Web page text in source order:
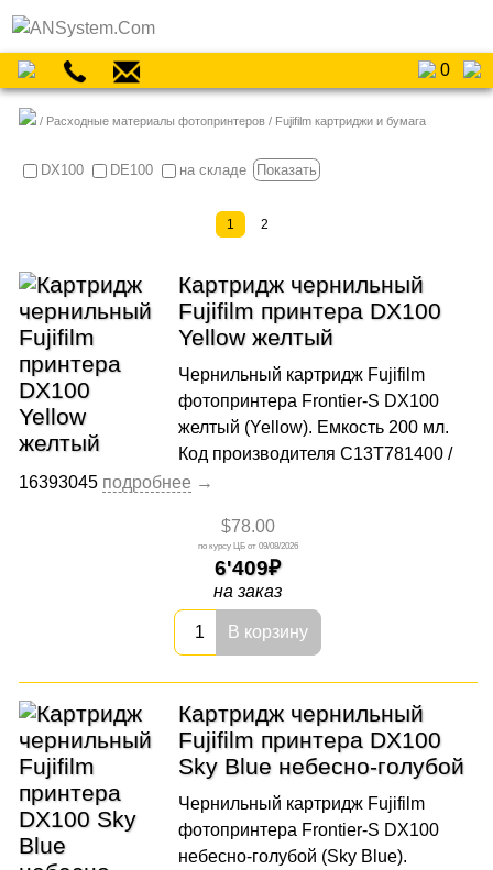
0
Расходные материалы фотопринтеров Fujifilm картриджи и бумага
DX100 DE100 на складе Показать
1 2
Картридж чернильный
Fujifilm принтера DX100
Yellow желтый
Чернильный картридж Fujifilm
фотопринтера Frontier-S DX100
желтый (Yellow). Емкость 200 мл.
Код производителя C13T781400 /
16393045
$78.00
09/08/2026
6'409
на заказ
В корзину
Картридж чернильный
Fujifilm принтера DX100
Sky Blue небесно-голубой
Чернильный картридж Fujifilm
фотопринтера Frontier-S DX100
небесно-голубой (Sky Blue).